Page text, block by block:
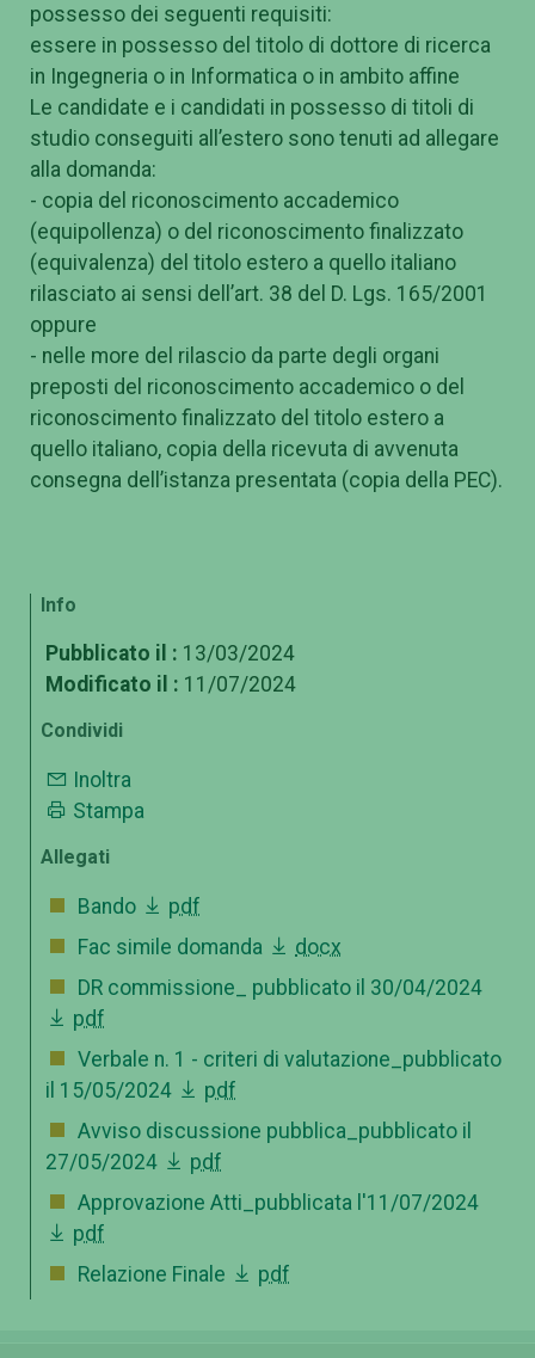
possesso dei seguenti requisiti:
essere in possesso del titolo di dottore di ricerca
in Ingegneria o in Informatica o in ambito affine
Le candidate e i candidati in possesso di titoli di
studio conseguiti all’estero sono tenuti ad allegare
alla domanda:
- copia del riconoscimento accademico
(equipollenza) o del riconoscimento finalizzato
(equivalenza) del titolo estero a quello italiano
rilasciato ai sensi dell’art. 38 del D. Lgs. 165/2001
oppure
- nelle more del rilascio da parte degli organi
preposti del riconoscimento accademico o del
riconoscimento finalizzato del titolo estero a
quello italiano, copia della ricevuta di avvenuta
consegna dell’istanza presentata (copia della PEC).
Info
Pubblicato il : 13/03/2024
Modificato il : 11/07/2024
Condividi
Inoltra
Stampa
Allegati
Bando
pdf
Fac simile domanda
docx
DR commissione_ pubblicato il 30/04/2024
pdf
Verbale n. 1 - criteri di valutazione_pubblicato
il 15/05/2024
pdf
Avviso discussione pubblica_pubblicato il
27/05/2024
pdf
Approvazione Atti_pubblicata l'11/07/2024
pdf
Relazione Finale
pdf